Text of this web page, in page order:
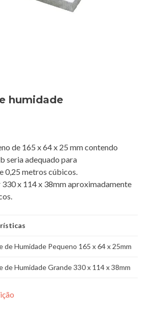
humidade
de 165 x 64 x 25 mm contendo
seria adequado para
0,25 metros cúbicos.
x 114 x 38mm aproximadamente
de Humidade Pequeno 165 x 64 x 25mm
de Humidade Grande 330 x 114 x 38mm